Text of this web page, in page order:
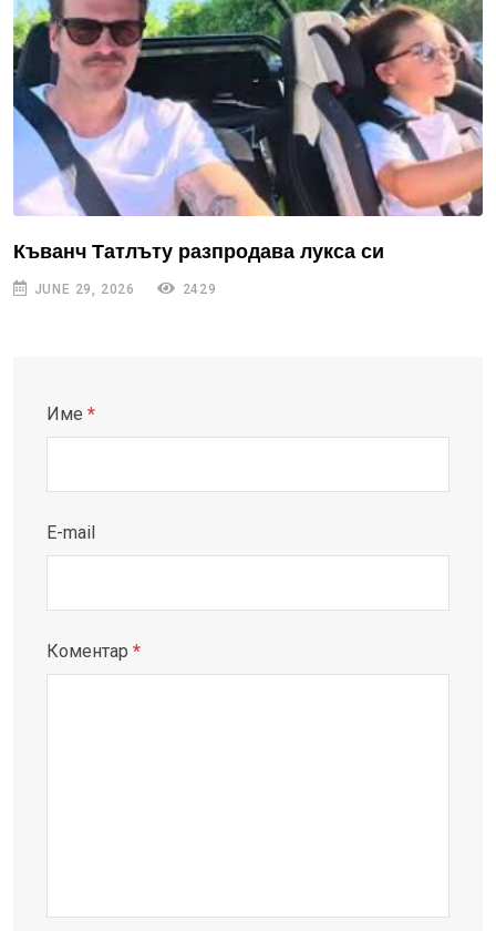
Къванч Татлъту разпродава лукса си
JUNE 29, 2026 2429
Име *
E-mail
Коментар *